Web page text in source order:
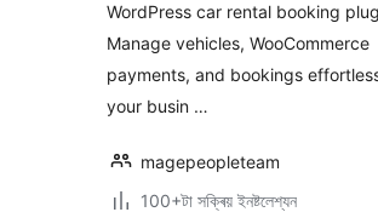
WordPress car rental booking
Manage vehicles, WooCommerce
payments, and bookings
your busin …
magepeopleteam
100+টা সক্ৰিয় ইনষ্টলেশ্যন